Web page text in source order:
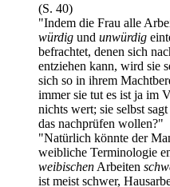
(S. 40)
"Indem die Frau alle
würdig und unwürdig
befrachtet, denen sich
entziehen kann, wird sie
sich so in ihrem
immer sie tut es ist ja im
nichts wert; sie selbst
das nachprüfen wollen?"
"Natürlich könnte der
weibliche Terminologie
weibischen Arbeiten
ist meist schwer,